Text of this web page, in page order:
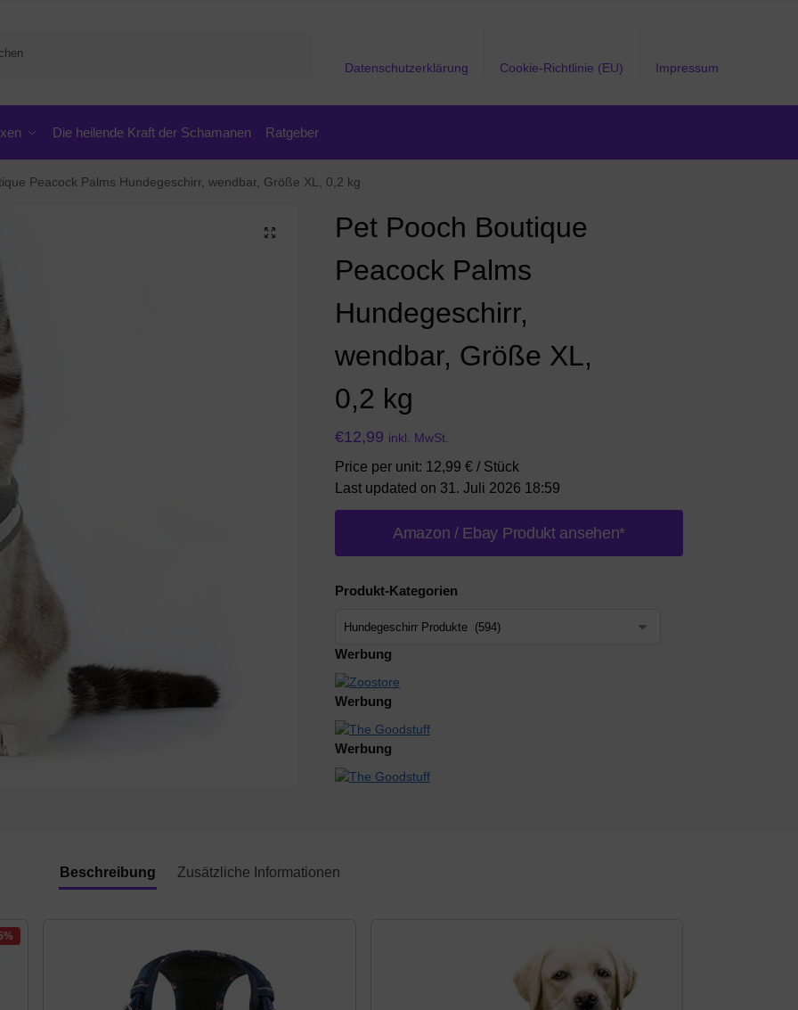
Datenschutzerklärung Cookie-Richtlinie (EU) Impressum
Die heilende Kraft der Schamanen Ratgeber
Peacock Palms Hundegeschirr, wendbar, Größe XL, 0,2 kg
Pet Pooch Boutique
Peacock Palms
Hundegeschirr,
wendbar, Größe XL,
0,2 kg
€12,99 inkl. MwSt.
Price per unit: 12,99 € / Stück
Last updated on 31. Juli 2026 18:59
Amazon / Ebay Produkt ansehen*
Produkt-Kategorien
Werbung
Werbung
Werbung
Beschreibung Zusätzliche Informationen